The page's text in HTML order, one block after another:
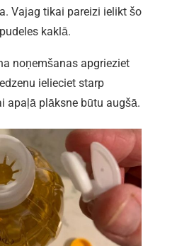
Vajag tikai pareizi ielikt šo
kaklā.
noņemšanas apgrieziet
ielieciet starp
apaļā plāksne būtu augšā.